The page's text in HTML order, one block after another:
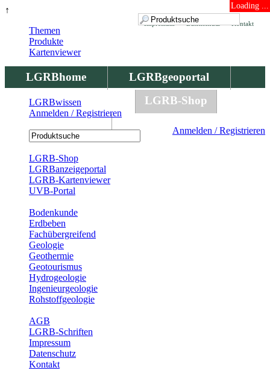
↑ Loading ...
Kontakt
Datenschutz
Impressum
LGRBhome
LGRBgeoportal
LGRBbohrungen
LGRB-Shop
Anmelden / Registrieren
Themen
Produkte
Kartenviewer
LGRBwissen
Anmelden / Registrieren
LGRB-Shop
LGRBanzeigeportal
LGRB-Kartenviewer
UVB-Portal
Bodenkunde
Erdbeben
Fachübergreifend
Geologie
Geothermie
Geotourismus
Hydrogeologie
Ingenieurgeologie
Rohstoffgeologie
AGB
LGRB-Schriften
Impressum
Datenschutz
Kontakt